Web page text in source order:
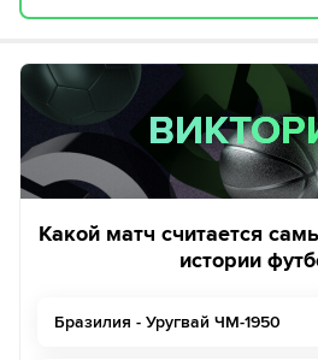
Какой матч считается
истории
Бразилия - Уругвай ЧМ-1950